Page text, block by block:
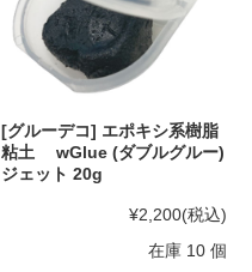
[グルーデコ] エポキシ系樹脂
粘土 wGlue (ダブルグルー)
ジェット 20g
¥2,200(税込)
在庫 10 個